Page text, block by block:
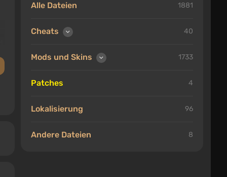
Alle Dateien 1881
Cheats 40
Mods und Skins 1733
Patches 4
Lokalisierung 96
Andere Dateien 8